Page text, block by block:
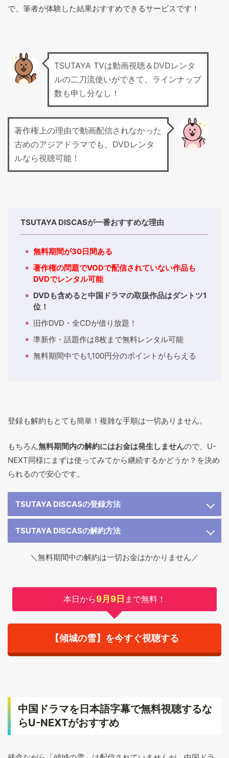
で、筆者が体験した結果おすすめできるサービスです！
TSUTAYA TVは動画視聴＆DVDレンタ
ルの二刀流使いができて、ラインナップ
数も申し分なし！
著作権上の理由で動画配信されなかった
古めのアジアドラマでも、DVDレンタ
ルなら視聴可能！
TSUTAYA DISCASが一番おすすめな理由
無料期間が30日間ある
著作権の問題でVODで配信されていない作品も
DVDでレンタル可能
DVDも含めると中国ドラマの取扱作品はダントツ1
位！
旧作DVD・全CDが借り放題！
準新作・話題作は8枚まで無料レンタル可能
無料期間中でも1,100円分のポイントがもらえる
登録も解約もとても簡単！複雑な手順は一切ありません。
もちろん無料期間内の解約にはお金は発生しませんので、U-
NEXT同様にまずは使ってみてから継続するかどうか？を決め
られるので安心です。
TSUTAYA DISCASの登録方法
TSUTAYA DISCASの解約方法
＼無料期間中の解約は一切お金はかかりません／
本日から9月9日 まで無料！
【傾城の雪】を今すぐ視聴する
中国ドラマを日本語字幕で無料視聴するな
らU-NEXTがおすすめ